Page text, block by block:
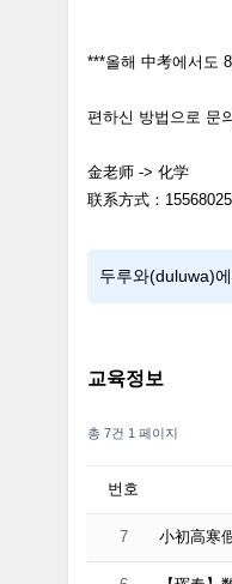
***올해 中考에서도
편하신 방법으로 문
金老师 -> 化学
联系方式：
두루와(duluwa)
교육정보
총 7건 1 페이지
번호
7 小初高寒